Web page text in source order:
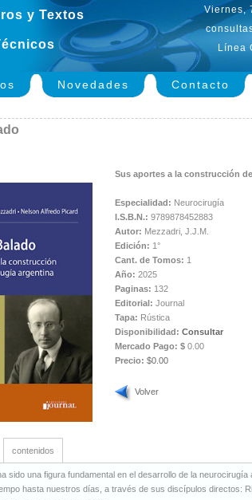
y Textos
Viernes,
Línea
Novedades Contacto
Sus aportes a la construcción
Especialidad: Neurocirugía
I.S.B.N.: 9789878452883
Autor: Mezzadri, J.J.M.
Edición: 1°
Cant. de Tomos: 1
Año: 2025
Paginas: 132
Editorial: Journal
Tapa: Rústica
Disponibilidad: Consultar
Mercado Pago: $ 0.00
Precio: $0.00
Volver
contenidos
sido una figura fundamental en el desarrollo de la
hasta nuestros días, a través de sus discípulos directos: